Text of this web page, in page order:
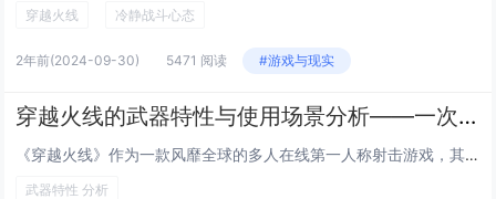
穿越火线 冷静战斗心态
2年前(2024-09-30) 5471 阅读 #游戏与现实
穿越火线的武器特性与使用场景分析——一次虚拟与现实交融的文化之旅
《穿越火线》作为一款风靡全球的多人在线第一人称射击游戏，其丰富的武器系统是一大亮点。不同武器具有独特特性：步枪稳定性和精准度高，适用于中远距离交火；冲锋枪射速快，机动性强，在近战中优势明显；狙击步枪威力大，适合远程精确打击。玩家需根据战场环...
武器特性 分析